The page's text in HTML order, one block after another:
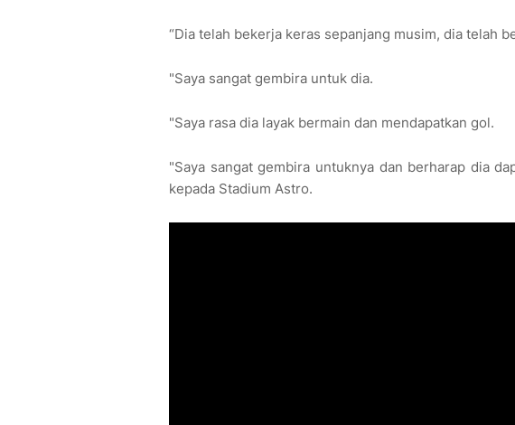
“Dia telah bekerja keras sepanjang musim, dia telah
"Saya sangat gembira untuk dia.
"Saya rasa dia layak bermain dan mendapatkan gol.
"Saya sangat gembira untuknya dan berharap dia
kepada Stadium Astro.